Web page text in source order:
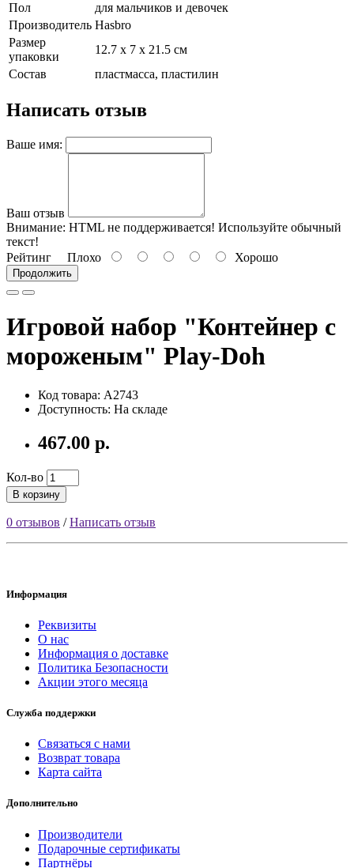
Пол
для мальчиков и девочек
Производитель Hasbro
Размер
упаковки
12.7 х 7 х 21.5 см
Состав
пластмасса, пластилин
Написать отзыв
Ваше имя:
Ваш отзыв
Внимание: HTML не поддерживается! Используйте обычный
текст!
Рейтинг Плохо Хорошо
Продолжить
Игровой набор "Контейнер с
мороженым" Play-Doh
Код товара: A2743
Доступность: На складе
467.00 р.
Кол-во
В корзину
0 отзывов /Написать отзыв
Информация
Реквизиты
О нас
Информация о доставке
Политика Безопасности
Акции этого месяца
Служба поддержки
Связаться с нами
Возврат товара
Карта сайта
Дополнительно
Производители
Подарочные сертификаты
Партнёры